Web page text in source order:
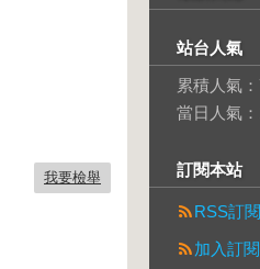
我要檢舉
站台人氣
累積人氣：
當日人氣：
訂閱本站
RSS訂閱
加入訂閱